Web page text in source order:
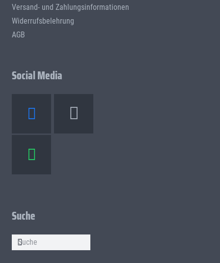
Versand- und Zahlungsinformationen
Widerrufsbelehrung
AGB
Social Media
Suche